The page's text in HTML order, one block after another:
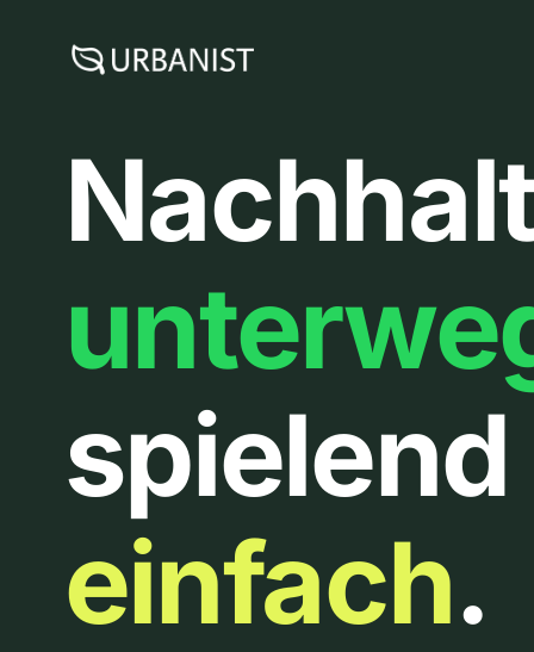
spielend
einfach.